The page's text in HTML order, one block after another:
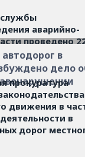
службы
аварийно-
проведено
в свою очередь
ЦУКС
проведённых
не
в
дело
прокуратура
движения в
в
дорог